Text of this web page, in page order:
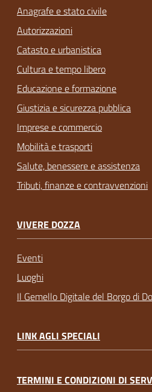
Anagrafe e stato civile
Autorizzazioni
Catasto e urbanistica
Cultura e tempo libero
Educazione e formazione
Giustizia e sicurezza pubblica
Imprese e commercio
Mobilità e trasporti
Salute, benessere e assistenza
Tributi, finanze e contravvenzioni
VIVERE DOZZA
Eventi
Luoghi
Il Gemello Digitale del Borgo di
LINK AGLI SPECIALI
TERMINI E CONDIZIONI DI